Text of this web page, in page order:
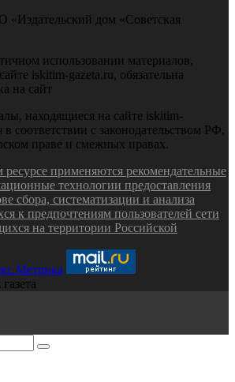
дом «Советская
использовании материалов,
iskitim-gazeta.ru, обязательна
на сайт
находящиеся на сайте iskitim-
в соответствии с законодательством РФ,
праве и смежных правах.
применяются рекомендательные
технологии предоставления
сбора, систематизации и анализа
к предпочтениям пользователей сети
на территории Российской